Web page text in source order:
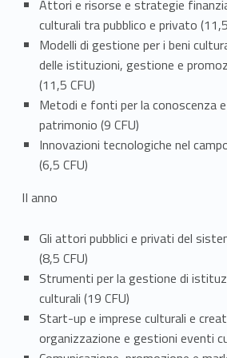
l
e
a
t
i
v
i
Attori e risorse e strategie
culturali tra pubblico e privato
Modelli di gestione per i beni
delle istituzioni, gestione e
(11,5 CFU)
Metodi e fonti per la conoscenza
patrimonio (9 CFU)
Innovazioni tecnologiche nel
(6,5 CFU)
II anno
Gli attori pubblici e privati del
(8,5 CFU)
Strumenti per la gestione di
culturali (19 CFU)
Start-up e imprese culturali e
organizzazione e gestioni eventi